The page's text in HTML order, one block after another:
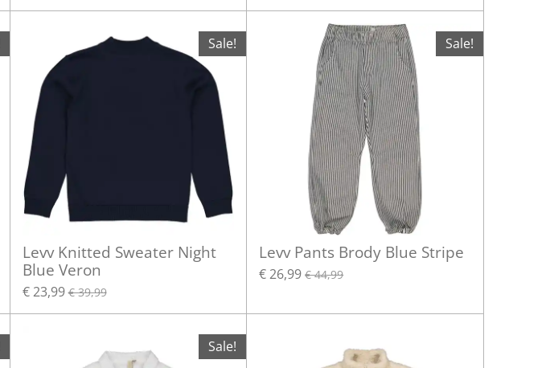
Sale!
Levv Knitted Sweater Night
Blue Veron
€ 23,99 € 39,99
Sale!
Levv Pants Brody Blue Stripe
€ 26,99 € 44,99
Sale!